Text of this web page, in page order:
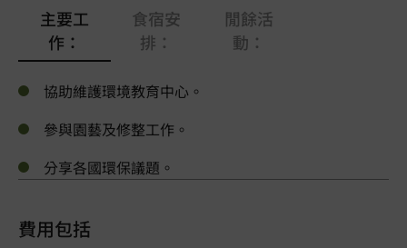
主要工
作：
食宿安
排：
閒餘活
動：
協助維護環境教育中心。
參與園藝及修整工作。
分享各國環保議題。
費用包括